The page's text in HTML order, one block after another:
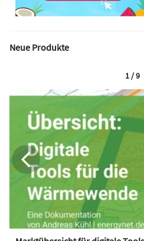
Neue Produkte
1 / 9